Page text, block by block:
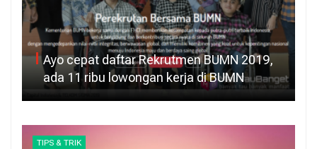
Ayo cepat daftar Rekrutmen BUMN 2019,
ada 11 ribu lowongan kerja di BUMN
TIPS & TRIK